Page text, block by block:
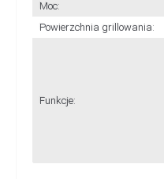
Moc:
Powierzchnia grillowania:
Funkcje: